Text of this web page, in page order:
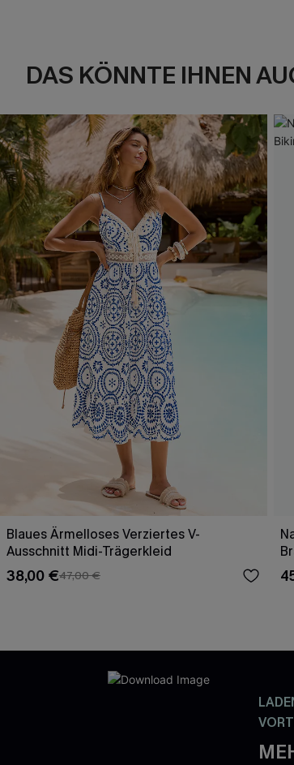
DAS KÖNNTE IHNEN
Blaues Ärmelloses Verziertes V-
Ausschnitt Midi-Trägerkleid
38,00 €47,00 €